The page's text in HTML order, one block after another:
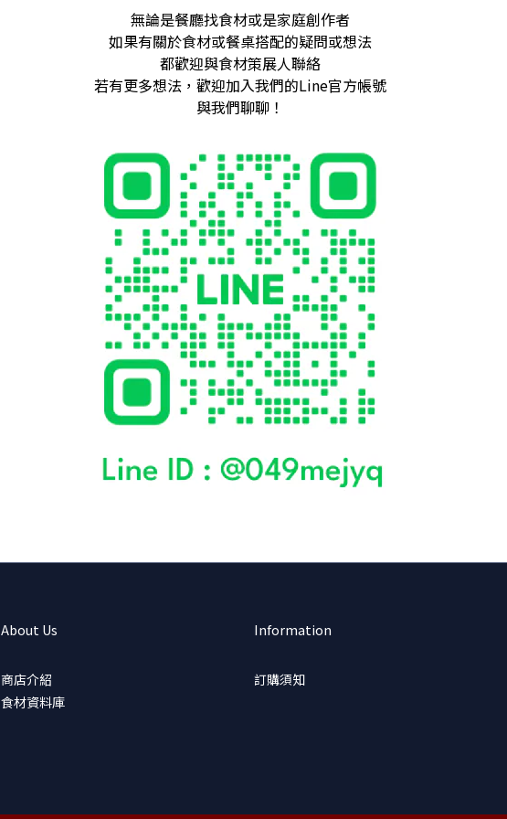
無論是餐廳找食材或是家庭創作者
如果有關於食材或餐桌搭配的疑問或想法
都歡迎與食材策展人聯絡
若有更多想法，歡迎加入我們的Line官方帳號
與我們聊聊！
About Us
商店介紹
食材資料庫
Information
訂購須知